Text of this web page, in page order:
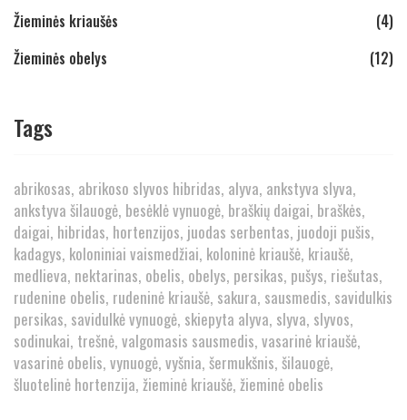
Žieminės kriaušės
(4)
Žieminės obelys
(12)
Tags
abrikosas abrikoso slyvos hibridas alyva ankstyva slyva
ankstyva šilauogė besėklė vynuogė braškių daigai braškės
daigai hibridas hortenzijos juodas serbentas juodoji pušis
kadagys koloniniai vaismedžiai koloninė kriaušė kriaušė
medlieva nektarinas obelis obelys persikas pušys riešutas
rudenine obelis rudeninė kriaušė sakura sausmedis savidulkis
persikas savidulkė vynuogė skiepyta alyva slyva slyvos
sodinukai trešnė valgomasis sausmedis vasarinė kriaušė
vasarinė obelis vynuogė vyšnia šermukšnis šilauogė
šluotelinė hortenzija žieminė kriaušė žieminė obelis